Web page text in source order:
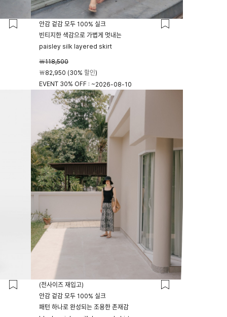
안감 겉감 모두 100% 실크
빈티지한 색감으로 가볍게 멋내는
paisley silk layered skirt
￦118,500
￦82,950 (30% 할인)
EVENT 30% OFF : ~2026-08-10
23시 59분
(전사이즈 재입고)
안감 겉감 모두 100% 실크
패턴 하나로 완성되는 조용한 존재감